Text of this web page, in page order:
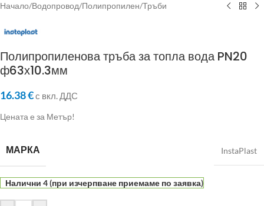
Начало/Водопровод/Полипропилен/Тръби
Полипропиленова тръба за топла вода PN20
ф63х10.3мм
16.38€с вкл. ДДС
Цената е за Метър!
МАРКА InstaPlast
Налични 4 (при изчерпване приемаме по заявка)